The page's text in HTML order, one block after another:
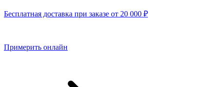
Бесплатная доставка при заказе от 20 000 ₽
Примерить онлайн